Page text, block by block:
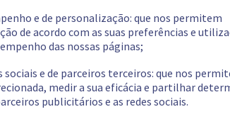
e de personalização: que nos permitem
de acordo com as suas preferências e
das nossas páginas;
sociais e de parceiros terceiros: que nos
medir a sua eficácia e partilhar
publicitários e as redes sociais.